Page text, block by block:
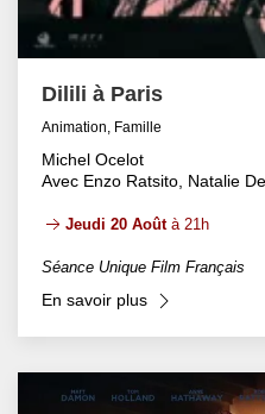
Dilili à Paris
Animation, Famille
Michel Ocelot
Avec Enzo Ratsito, Natalie
Jeudi 20 Aoûtà 21h
Séance Unique Film Français
En savoir plus